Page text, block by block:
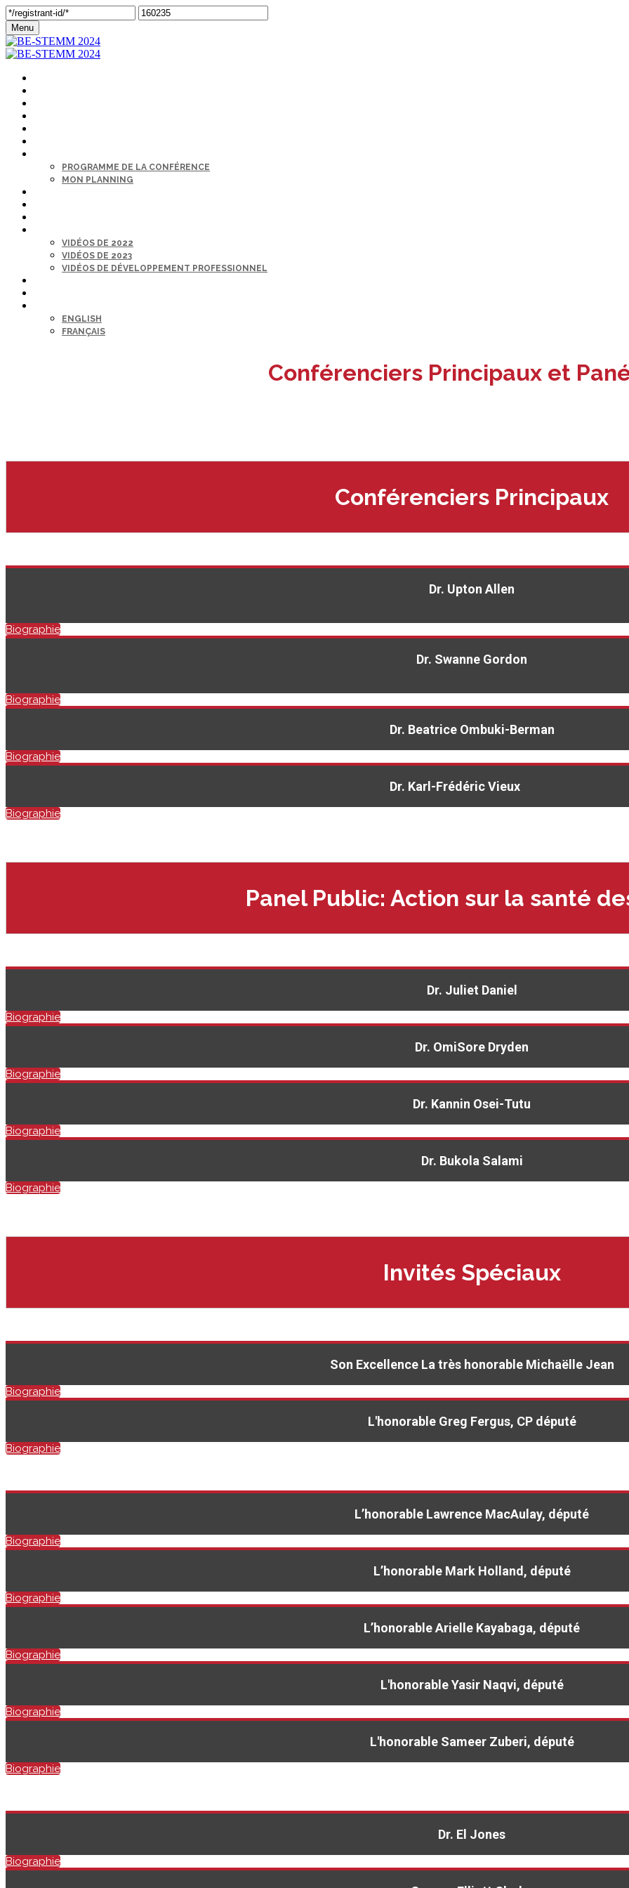
Menu
PROGRAMME DE LA CONFÉRENCE
MON PLANNING
VIDÉOS DE 2022
VIDÉOS DE 2023
VIDÉOS DE DÉVELOPPEMENT PROFESSIONNEL
ENGLISH
FRANÇAIS
Conférenciers Principaux et
Conférenciers Principaux
Dr. Upton Allen
Biographie
Dr. Swanne Gordon
Biographie
Dr. Beatrice Ombuki-Berman
Biographie
Dr. Karl-Frédéric Vieux
Biographie
Panel Public: Action sur la santé
Dr. Juliet Daniel
Biographie
Dr. OmiSore Dryden
Biographie
Dr. Kannin Osei-Tutu
Biographie
Dr. Bukola Salami
Biographie
Invités Spéciaux
Son Excellence La très honorable Michaëlle Jean
Biographie
L'honorable Greg Fergus, CP député
Biographie
L’honorable Lawrence MacAulay, député
Biographie
L’honorable Mark Holland, député
Biographie
L’honorable Arielle Kayabaga, député
Biographie
L'honorable Yasir Naqvi, député
Biographie
L'honorable Sameer Zuberi, député
Biographie
Dr. El Jones
Biographie